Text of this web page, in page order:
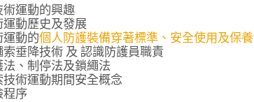
運動的興趣
動歷史及發展
運動的個人防護裝備穿著標準、安全使用及保養
垂降技術 及 認識防護員職責
、制停法及鎖繩法
術運動期間安全概念
程序